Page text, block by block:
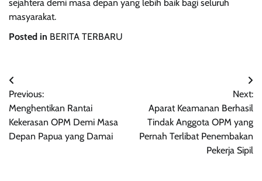
sejahtera demi masa depan yang lebih baik bagi seluruh
masyarakat.
Posted in BERITA TERBARU
Navigasi
pos
Previous:
Menghentikan Rantai
Kekerasan OPM Demi Masa
Depan Papua yang Damai
Next:
Aparat Keamanan Berhasil
Tindak Anggota OPM yang
Pernah Terlibat Penembakan
Pekerja Sipil